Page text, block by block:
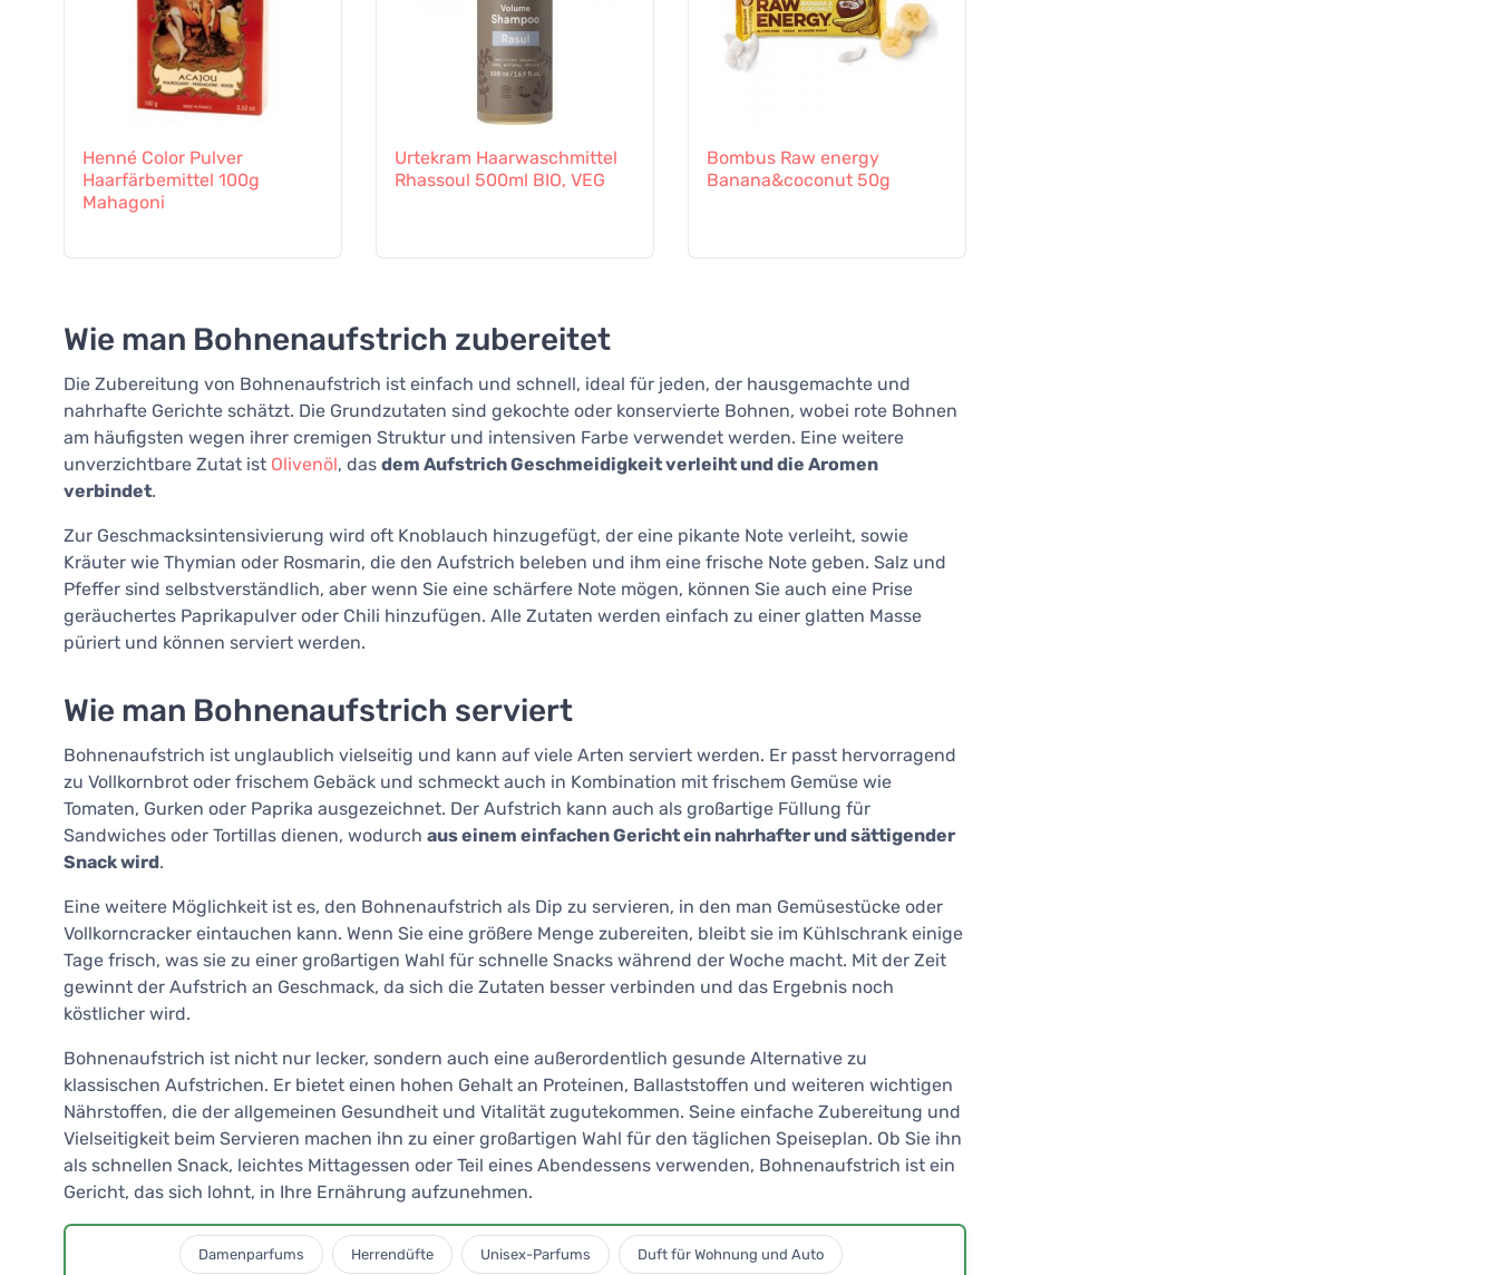
Henné Color Pulver
Haarfärbemittel 100g
Mahagoni
Urtekram Haarwaschmittel
Rhassoul 500ml BIO, VEG
Bombus Raw energy
Banana&coconut 50g
Wie man Bohnenaufstrich zubereitet
Die Zubereitung von Bohnenaufstrich ist einfach und schnell, ideal für jeden, der hausgemachte und
nahrhafte Gerichte schätzt. Die Grundzutaten sind gekochte oder konservierte Bohnen, wobei rote Bohnen
am häufigsten wegen ihrer cremigen Struktur und intensiven Farbe verwendet werden. Eine weitere
unverzichtbare Zutat ist Olivenöl, das dem Aufstrich Geschmeidigkeit verleiht und die Aromen
verbindet.
Zur Geschmacksintensivierung wird oft Knoblauch hinzugefügt, der eine pikante Note verleiht, sowie
Kräuter wie Thymian oder Rosmarin, die den Aufstrich beleben und ihm eine frische Note geben. Salz und
Pfeffer sind selbstverständlich, aber wenn Sie eine schärfere Note mögen, können Sie auch eine Prise
geräuchertes Paprikapulver oder Chili hinzufügen. Alle Zutaten werden einfach zu einer glatten Masse
püriert und können serviert werden.
Wie man Bohnenaufstrich serviert
Bohnenaufstrich ist unglaublich vielseitig und kann auf viele Arten serviert werden. Er passt hervorragend
zu Vollkornbrot oder frischem Gebäck und schmeckt auch in Kombination mit frischem Gemüse wie
Tomaten, Gurken oder Paprika ausgezeichnet. Der Aufstrich kann auch als großartige Füllung für
Sandwiches oder Tortillas dienen, wodurch aus einem einfachen Gericht ein nahrhafter und sättigender
Snack wird.
Eine weitere Möglichkeit ist es, den Bohnenaufstrich als Dip zu servieren, in den man Gemüsestücke oder
Vollkorncracker eintauchen kann. Wenn Sie eine größere Menge zubereiten, bleibt sie im Kühlschrank einige
Tage frisch, was sie zu einer großartigen Wahl für schnelle Snacks während der Woche macht. Mit der Zeit
gewinnt der Aufstrich an Geschmack, da sich die Zutaten besser verbinden und das Ergebnis noch
köstlicher wird.
Bohnenaufstrich ist nicht nur lecker, sondern auch eine außerordentlich gesunde Alternative zu
klassischen Aufstrichen. Er bietet einen hohen Gehalt an Proteinen, Ballaststoffen und weiteren wichtigen
Nährstoffen, die der allgemeinen Gesundheit und Vitalität zugutekommen. Seine einfache Zubereitung und
Vielseitigkeit beim Servieren machen ihn zu einer großartigen Wahl für den täglichen Speiseplan. Ob Sie ihn
als schnellen Snack, leichtes Mittagessen oder Teil eines Abendessens verwenden, Bohnenaufstrich ist ein
Gericht, das sich lohnt, in Ihre Ernährung aufzunehmen.
Damenparfums Herrendüfte Unisex-Parfums Duft für Wohnung und Auto